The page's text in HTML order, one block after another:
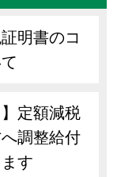
明書のコ
定額減税
調整給付
す